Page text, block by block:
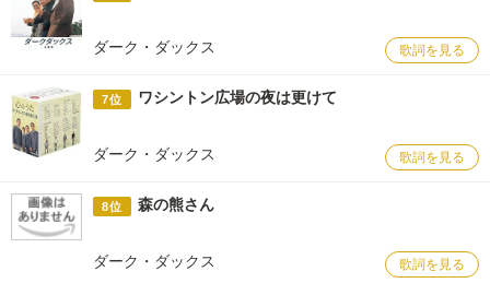
ダーク・ダックス 歌詞を見る
7位 ワシントン広場の夜は更けて
ダーク・ダックス 歌詞を見る
8位 森の熊さん
ダーク・ダックス 歌詞を見る